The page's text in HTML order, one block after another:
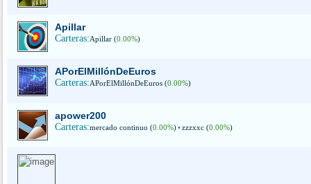
Apillar
Carteras:Apillar (0.00%)
APorElMillónDeEuros
Carteras:APorElMillónDeEuros (0.00%)
apower200
Carteras:mercado continuo (0.00%)•zzzxxc (0.00%)